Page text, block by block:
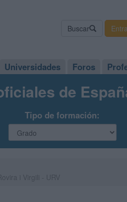
Buscar
Universidades Foros
de
Tipo de formación: